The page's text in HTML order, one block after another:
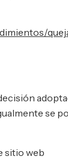
se
sitio web